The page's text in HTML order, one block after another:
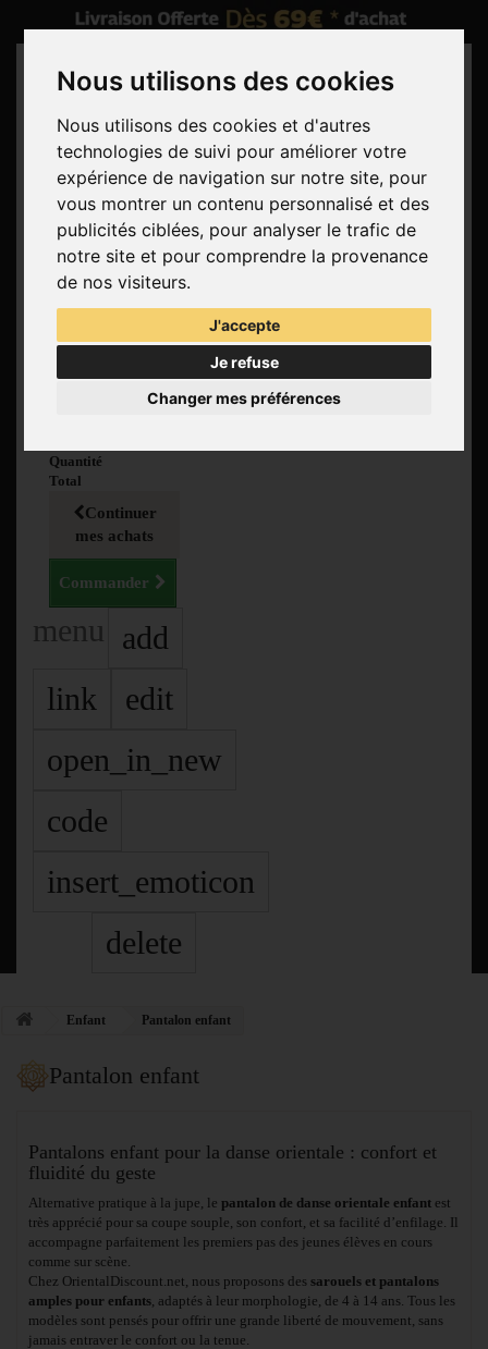
Nous utilisons des cookies
Nous utilisons des cookies et d'autres
technologies de suivi pour améliorer votre
expérience de navigation sur notre site, pour
vous montrer un contenu personnalisé et des
publicités ciblées, pour analyser le trafic de
notre site et pour comprendre la provenance
de nos visiteurs.
J'accepte
Je refuse
Changer mes préférences
Rechercher
Panier(vide)
Aucun produit
Livraison gratuite !
Livraison
Quantité
Total
Continuer
mes achats
Commander
menu
add
link
edit
open_in_new
code
insert_emoticon
delete
Enfant Pantalon enfant
Pantalon enfant
Pantalons enfant pour la danse orientale : confort et
fluidité du geste
Alternative pratique à la jupe, le pantalon de danse orientale enfant est
très apprécié pour sa coupe souple, son confort, et sa facilité d’enfilage. Il
accompagne parfaitement les premiers pas des jeunes élèves en cours
comme sur scène.
Chez OrientalDiscount.net, nous proposons des sarouels et pantalons
amples pour enfants , adaptés à leur morphologie, de 4 à 14 ans. Tous les
modèles sont pensés pour offrir une grande liberté de mouvement, sans
jamais entraver le confort ou la tenue.